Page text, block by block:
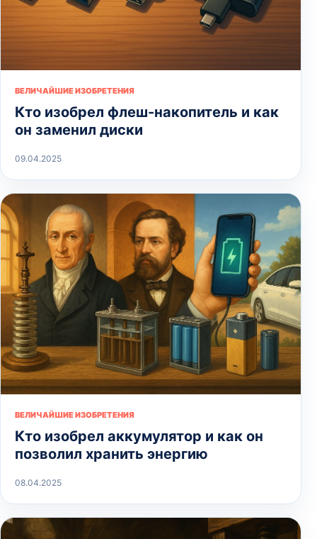
ВЕЛИЧАЙШИЕ ИЗОБРЕТЕНИЯ
Кто изобрел флеш-накопитель и как
он заменил диски
09.04.2025
ВЕЛИЧАЙШИЕ ИЗОБРЕТЕНИЯ
Кто изобрел аккумулятор и как он
позволил хранить энергию
08.04.2025